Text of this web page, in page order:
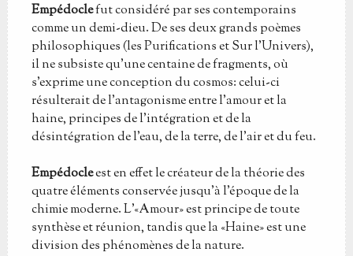
Empédoclefut considéré par ses contemporains
comme un demi-dieu. De ses deux grands poèmes
philosophiques (les Purifications et Sur l'Univers),
il ne subsiste qu'une centaine de fragments, où
s'exprime une conception du cosmos: celui-ci
résulterait de l'antagonisme entre l'amour et la
haine, principes de l'intégration et de la
désintégration de l'eau, de la terre, de l'air et du feu.
Empédocleest en effet le créateur de la théorie des
quatre éléments conservée jusqu'à l'époque de la
chimie moderne. L'«Amour» est principe de toute
synthèse et réunion, tandis que la «Haine» est une
division des phénomènes de la nature.